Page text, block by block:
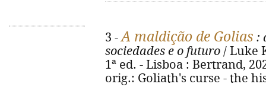
3 -A maldição de Golias :
sociedades e o futuro / Luke
1ª ed. - Lisboa : Bertrand,
orig.: Goliath's curse - the